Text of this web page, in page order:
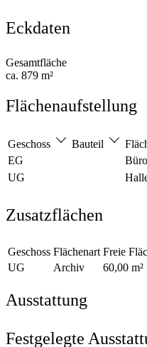
Eckdaten
Gesamtfläche
ca. 879 m²
Flächenaufstellung
Geschoss Bauteil
EG
Büro
UG
Zusatzflächen
Geschoss Flächenart Freie
UG
Archiv 60,00 m²
Ausstattung
Festgelegte